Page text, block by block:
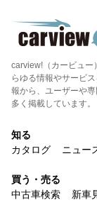
carview!（カービュー
らゆる情報やサービ
報から、ユーザーや
多く掲載しています。
知る
カタログ
ニュー
買う・売る
中古車検索
新車